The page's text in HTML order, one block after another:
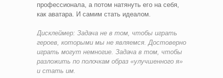
профессионала, а потом натянуть его на себя,
как аватара. И самим стать идеалом.
Дисклеймер: Задача не в том, чтобы играть
героев, которыми мы не являемся. Достоверно
играть могут немногие. Задача в том, чтобы
разложить по полочкам образ «улучшенного я»
и стать им.